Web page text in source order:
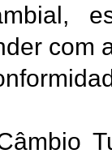
com